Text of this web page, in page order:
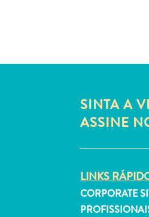
SINTA A
ASSINE
LINKS
CORPORATE